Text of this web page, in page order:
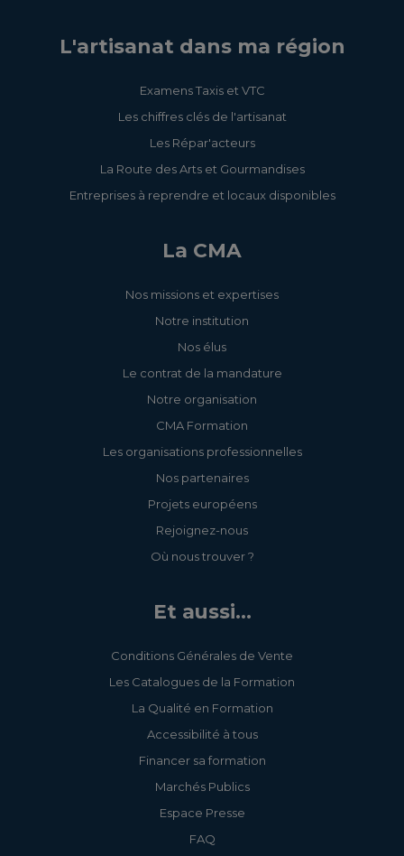
perspective de RSE
Référencement
naturel : booster la
visibilité de mon site
digitale
Déterminez vos prix
de vente
durable
Concevoir mon projet
de site web
Mix-Learning : Créez et
Devenir Artisan
Manager
Attirer, développer et
L'artisanat dans ma région
Examens Taxis et VTC
Les chiffres clés de l'artisanat
Les Répar'acteurs
La Route des Arts et Gourmandises
Entreprises à reprendre et locaux disponibles
La CMA
Nos missions et expertises
Notre institution
Nos élus
Le contrat de la mandature
Notre organisation
CMA Formation
Les organisations professionnelles
Nos partenaires
Projets européens
Rejoignez-nous
Où nous trouver ?
Et aussi...
Conditions Générales de Vente
Les Catalogues de la Formation
La Qualité en Formation
Accessibilité à tous
Financer sa formation
Marchés Publics
Espace Presse
FAQ